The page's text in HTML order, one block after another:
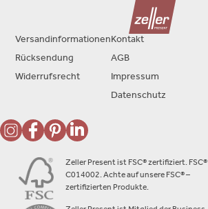
Zeller Present ist FSC® zertifiziert. FSC®
C014002. Achte auf unsere FSC® –
zertifizierten Produkte.
Versandinformationen
Rücksendung
Widerrufsrecht
Kontakt
AGB
Impressum
Datenschutz